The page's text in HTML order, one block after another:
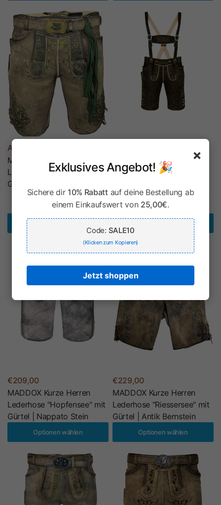
Ab €289,00
MADDOX Kurze Herren
Lederhose Hartsee mit
Gürtel | Erde Gold
SCHWEIGERT´s Kurze
Hirsch Lederhose Hector
Dunkelbraun | Exklusiv von
MADDOX
€209,00
MADDOX Kurze Herren
Lederhose "Hopfensee" mit
Gürtel | Nappato Stein
Optionen wählen
€229,00
MADDOX Kurze Herren
Lederhose "Riessersee" mit
Gürtel | Antik Bernstein
Optionen wählen
×
Exklusives Angebot! 🎉
Sichere dir 10% Rabattauf deine Bestellung ab
einem Einkaufswert von 25,00€.
Code: SALE10
(Klicken zum Kopieren)
Jetzt shoppen